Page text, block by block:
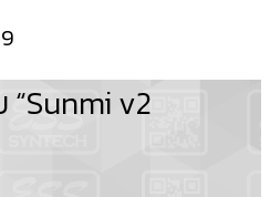
v2